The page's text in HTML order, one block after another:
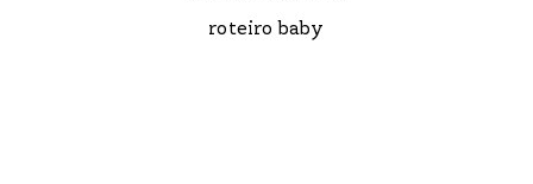
roteiro baby